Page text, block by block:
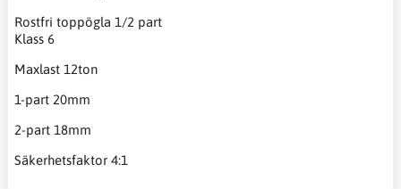
Rostfri toppögla 1/2 part
Klass 6
Maxlast 12ton
1-part 20mm
2-part 18mm
Säkerhetsfaktor 4:1